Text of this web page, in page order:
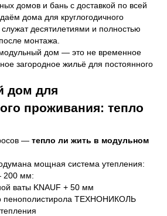
домов и бань с доставкой по всей
дома для круглогодичного
десятилетиями и полностью
монтажа.
дом — это не временное
загородное жильё для постоянного
дом для
проживания: тепло
— тепло ли жить в модульном
мощная система утепления:
200 мм:
ваты KNAUF + 50 мм
пенополистирола ТЕХНОНИКОЛЬ